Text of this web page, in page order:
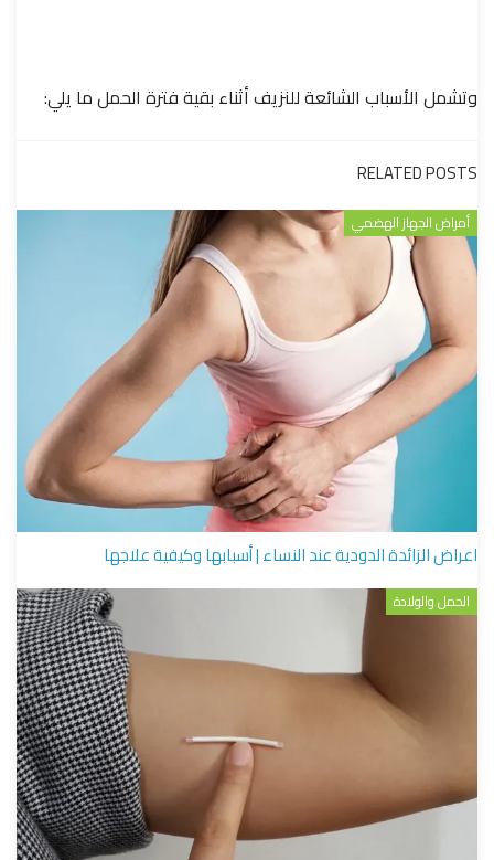
وتشمل الأسباب الشائعة للنزيف أثناء بقية فترة الحمل ما يلي:
RELATED POSTS
أمراض الجهاز الهضمي
اعراض الزائدة الدودية عند النساء | أسبابها وكيفية علاجها
الحمل والولادة